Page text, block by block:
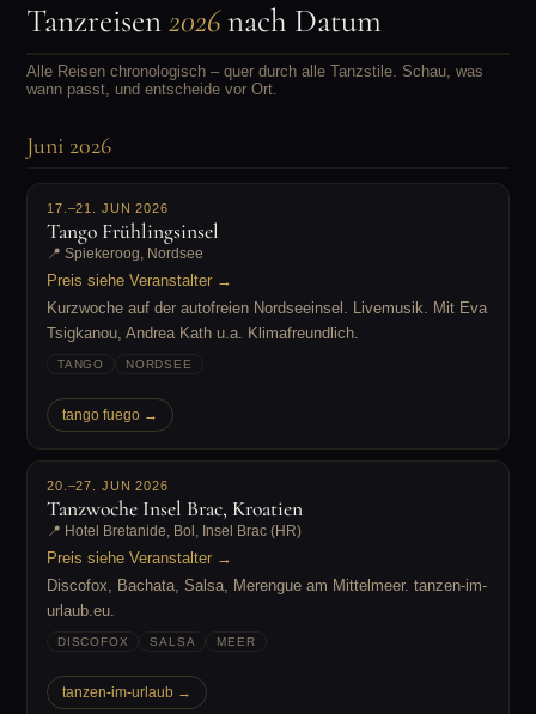
Tanzreisen2026nach Datum
Alle Reisen chronologisch – quer durch alle Tanzstile. Schau, was
wann passt, und entscheide vor Ort.
Juni 2026
17.–21. JUN 2026
Tango Frühlingsinsel
📍 Spiekeroog, Nordsee
Preis siehe Veranstalter →
Kurzwoche auf der autofreien Nordseeinsel. Livemusik. Mit Eva
Tsigkanou, Andrea Kath u.a. Klimafreundlich.
TANGO NORDSEE
tango fuego →
20.–27. JUN 2026
Tanzwoche Insel Brac, Kroatien
📍 Hotel Bretanide, Bol, Insel Brac (HR)
Preis siehe Veranstalter →
Discofox, Bachata, Salsa, Merengue am Mittelmeer. tanzen-im-
urlaub.eu.
DISCOFOX SALSA MEER
tanzen-im-urlaub →